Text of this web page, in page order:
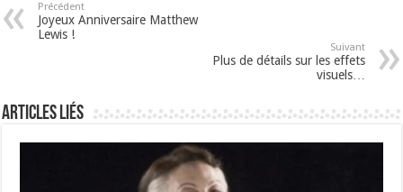
Précédent
Joyeux Anniversaire Matthew
Lewis !
Suivant
Plus de détails sur les effets
visuels…
Articles liés